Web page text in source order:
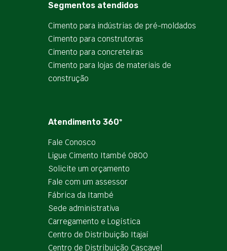
Segmentos atendidos
Cimento para indústrias de pré-moldados
Cimento para construtoras
Cimento para concreteiras
Cimento para lojas de materiais de
construção
Atendimento 360º
Fale Conosco
Ligue Cimento Itambé 0800
Solicite um orçamento
Fale com um assessor
Fábrica da Itambé
Sede administrativa
Carregamento e Logística
Centro de Distribuição Itajaí
Centro de Distribuição Cascavel